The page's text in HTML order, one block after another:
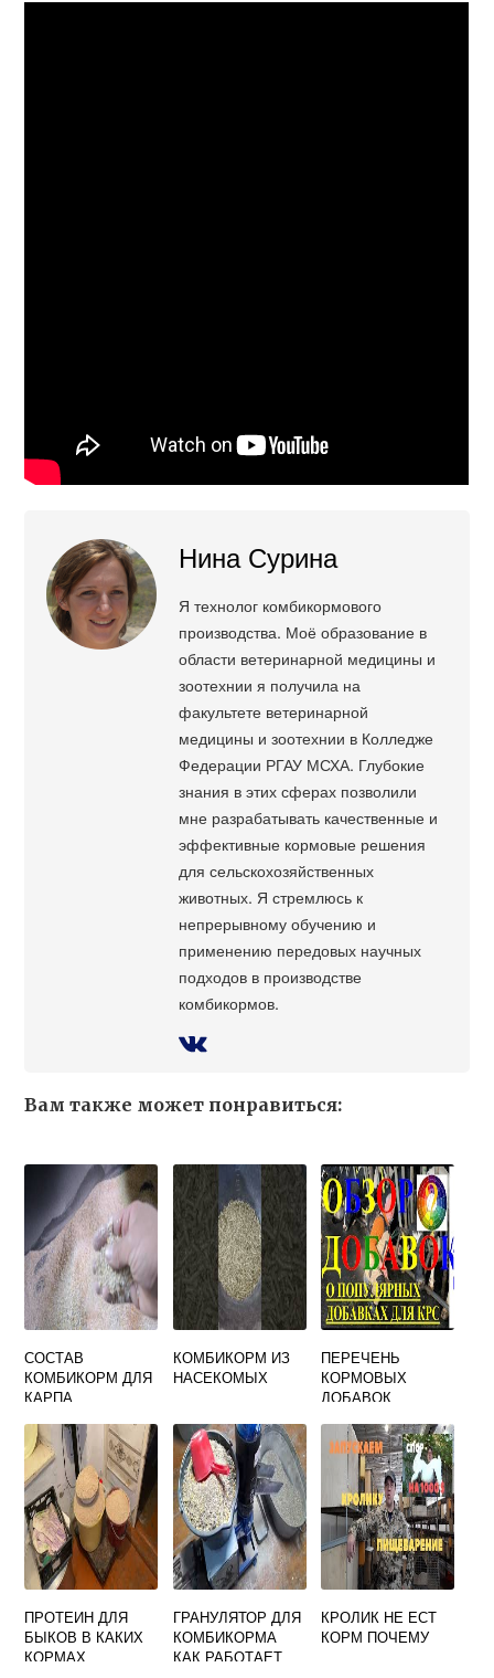
Нина Сурина
Я технолог комбикормового
производства. Моё образование в
области ветеринарной медицины и
зоотехнии я получила на
факультете ветеринарной
медицины и зоотехнии в Колледже
Федерации РГАУ МСХА. Глубокие
знания в этих сферах позволили
мне разрабатывать качественные и
эффективные кормовые решения
для сельскохозяйственных
животных. Я стремлюсь к
непрерывному обучению и
применению передовых научных
подходов в производстве
комбикормов.
Вам также может понравиться:
СОСТАВ
КОМБИКОРМ ДЛЯ
КАРПА
КОМБИКОРМ ИЗ
НАСЕКОМЫХ
ПЕРЕЧЕНЬ
КОРМОВЫХ
ДОБАВОК
ПРОТЕИН ДЛЯ
БЫКОВ В КАКИХ
КОРМАХ
ГРАНУЛЯТОР ДЛЯ
КОМБИКОРМА
КАК РАБОТАЕТ
КРОЛИК НЕ ЕСТ
КОРМ ПОЧЕМУ